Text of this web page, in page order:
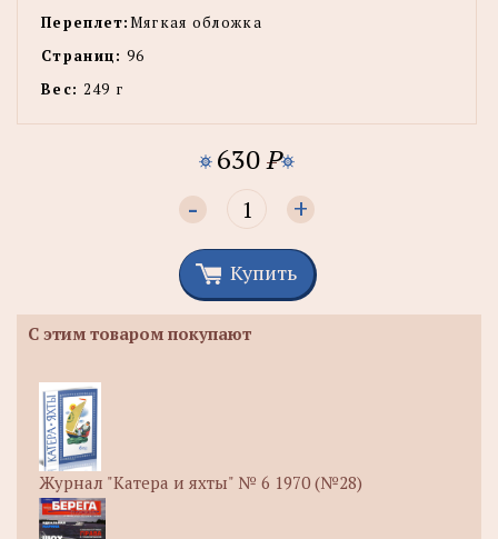
Переплет:Мягкая обложка
Страниц: 96
Вес: 249 г
630P
- +
Купить
С этим товаром покупают
Журнал "Катера и яхты" № 6 1970 (№28)